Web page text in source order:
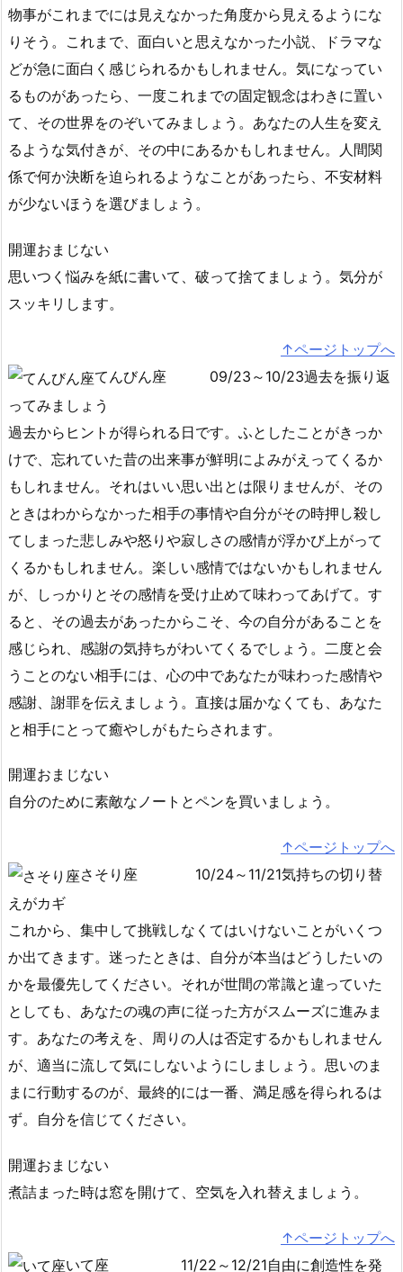
物事がこれまでには見えなかった角度から見えるようにな
りそう。これまで、面白いと思えなかった小説、ドラマな
どが急に面白く感じられるかもしれません。気になってい
るものがあったら、一度これまでの固定観念はわきに置い
て、その世界をのぞいてみましょう。あなたの人生を変え
るような気付きが、その中にあるかもしれません。人間関
係で何か決断を迫られるようなことがあったら、不安材料
が少ないほうを選びましょう。
開運おまじない
思いつく悩みを紙に書いて、破って捨てましょう。気分が
スッキリします。
↑ページトップへ
てんびん座 09/23～10/23過去を振り返
ってみましょう
過去からヒントが得られる日です。ふとしたことがきっか
けで、忘れていた昔の出来事が鮮明によみがえってくるか
もしれません。それはいい思い出とは限りませんが、その
ときはわからなかった相手の事情や自分がその時押し殺し
てしまった悲しみや怒りや寂しさの感情が浮かび上がって
くるかもしれません。楽しい感情ではないかもしれません
が、しっかりとその感情を受け止めて味わってあげて。す
ると、その過去があったからこそ、今の自分があることを
感じられ、感謝の気持ちがわいてくるでしょう。二度と会
うことのない相手には、心の中であなたが味わった感情や
感謝、謝罪を伝えましょう。直接は届かなくても、あなた
と相手にとって癒やしがもたらされます。
開運おまじない
自分のために素敵なノートとペンを買いましょう。
↑ページトップへ
さそり座
10/24～11/21気持ちの切り替
えがカギ
これから、集中して挑戦しなくてはいけないことがいくつ
か出てきます。迷ったときは、自分が本当はどうしたいの
かを最優先してください。それが世間の常識と違っていた
としても、あなたの魂の声に従った方がスムーズに進みま
す。あなたの考えを、周りの人は否定するかもしれません
が、適当に流して気にしないようにしましょう。思いのま
まに行動するのが、最終的には一番、満足感を得られるは
ず。自分を信じてください。
開運おまじない
煮詰まった時は窓を開けて、空気を入れ替えましょう。
↑ページトップへ
いて座
11/22～12/21自由に創造性を発